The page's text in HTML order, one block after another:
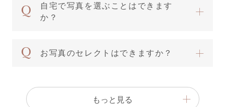
自宅で写真を選ぶことはできます
か？
お写真のセレクトはできますか？
もっと見る